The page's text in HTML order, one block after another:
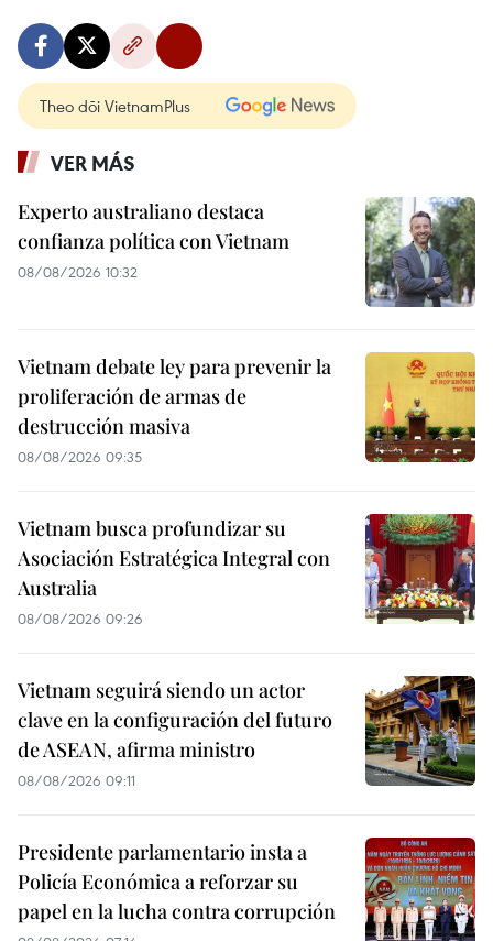
Theo dõi VietnamPlus
VER MÁS
Experto australiano destaca
confianza política con Vietnam
08/08/2026 10:32
Vietnam debate ley para prevenir la
proliferación de armas de
destrucción masiva
08/08/2026 09:35
Vietnam busca profundizar su
Asociación Estratégica Integral con
Australia
08/08/2026 09:26
Vietnam seguirá siendo un actor
clave en la configuración del futuro
de ASEAN, afirma ministro
08/08/2026 09:11
Presidente parlamentario insta a
Policía Económica a reforzar su
papel en la lucha contra corrupción